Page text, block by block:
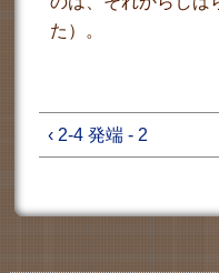
た）。
‹ 2-4 発端 - 2